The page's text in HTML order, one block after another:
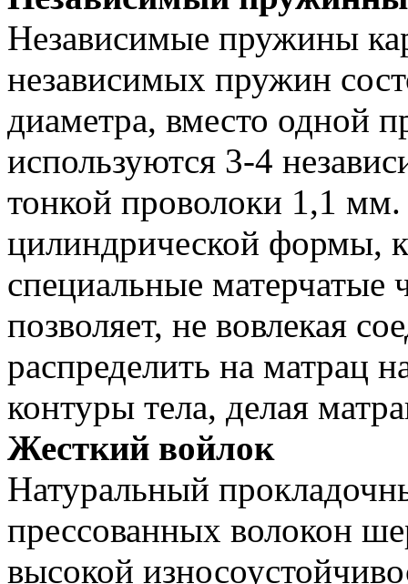
Независимые пружины
независимых пружин
диаметра, вместо одной
используются 3-4
тонкой проволоки 1,1
цилиндрической формы,
специальные
позволяет, не вовлекая
распределить на матрац
контуры тела, делая
Жесткий войлок
Натуральный
прессованных волокон
высокой